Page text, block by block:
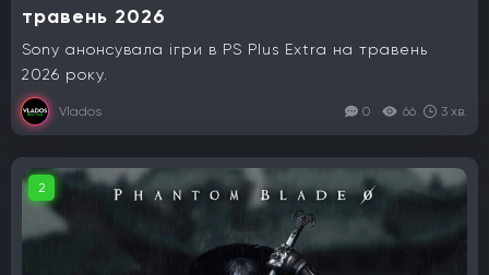
травень 2026
Sony анонсувала ігри в PS Plus Extra на травень
2026 року.
Vlados 0 66 3 хв.
2